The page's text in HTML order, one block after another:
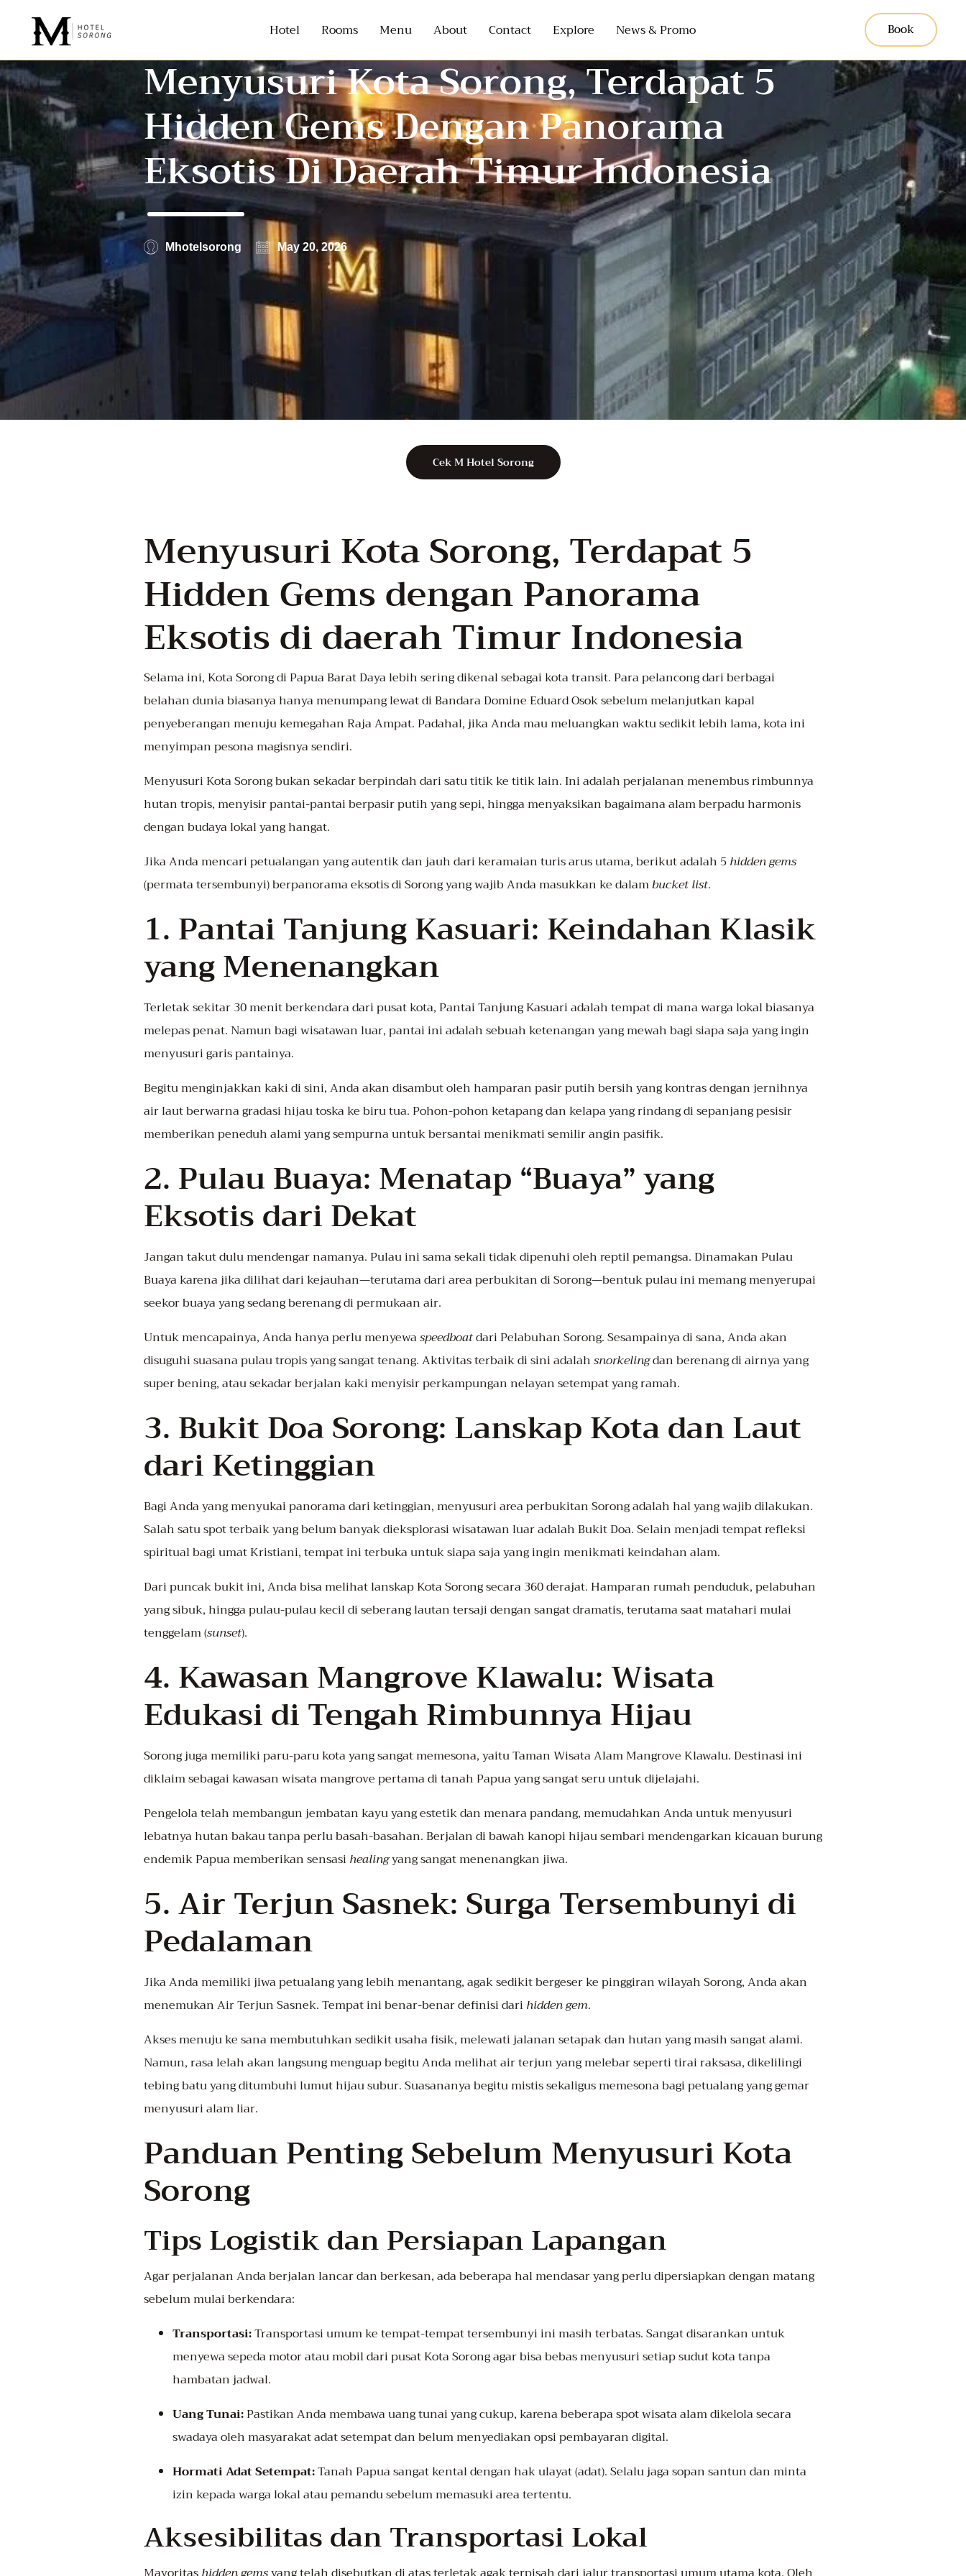
Hotel Rooms Menu About Contact Explore News & Promo Book
Menyusuri Kota Sorong, Terdapat 5
Hidden Gems Dengan Panorama
Eksotis Di Daerah Timur Indonesia
Mhotelsorong May 20, 2026
Cek M Hotel Sorong
Menyusuri Kota Sorong, Terdapat 5
Hidden Gems dengan Panorama
Eksotis di daerah Timur Indonesia
Selama ini, Kota Sorong di Papua Barat Daya lebih sering dikenal sebagai kota transit. Para pelancong dari berbagai
belahan dunia biasanya hanya menumpang lewat di Bandara Domine Eduard Osok sebelum melanjutkan kapal
penyeberangan menuju kemegahan Raja Ampat. Padahal, jika Anda mau meluangkan waktu sedikit lebih lama, kota ini
menyimpan pesona magisnya sendiri.
Menyusuri Kota Sorong bukan sekadar berpindah dari satu titik ke titik lain. Ini adalah perjalanan menembus rimbunnya
hutan tropis, menyisir pantai-pantai berpasir putih yang sepi, hingga menyaksikan bagaimana alam berpadu harmonis
dengan budaya lokal yang hangat.
Jika Anda mencari petualangan yang autentik dan jauh dari keramaian turis arus utama, berikut adalah 5hidden gems
(permata tersembunyi) berpanorama eksotis di Sorong yang wajib Anda masukkan ke dalambucket list.
1. Pantai Tanjung Kasuari: Keindahan Klasik
yang Menenangkan
Terletak sekitar 30 menit berkendara dari pusat kota, Pantai Tanjung Kasuari adalah tempat di mana warga lokal biasanya
melepas penat. Namun bagi wisatawan luar, pantai ini adalah sebuah ketenangan yang mewah bagi siapa saja yang ingin
menyusuri garis pantainya.
Begitu menginjakkan kaki di sini, Anda akan disambut oleh hamparan pasir putih bersih yang kontras dengan jernihnya
air laut berwarna gradasi hijau toska ke biru tua. Pohon-pohon ketapang dan kelapa yang rindang di sepanjang pesisir
memberikan peneduh alami yang sempurna untuk bersantai menikmati semilir angin pasifik.
2. Pulau Buaya: Menatap “Buaya” yang
Eksotis dari Dekat
Jangan takut dulu mendengar namanya. Pulau ini sama sekali tidak dipenuhi oleh reptil pemangsa. Dinamakan Pulau
Buaya karena jika dilihat dari kejauhan—terutama dari area perbukitan di Sorong—bentuk pulau ini memang menyerupai
seekor buaya yang sedang berenang di permukaan air.
Untuk mencapainya, Anda hanya perlu menyewaspeedboatdari Pelabuhan Sorong. Sesampainya di sana, Anda akan
disuguhi suasana pulau tropis yang sangat tenang. Aktivitas terbaik di sini adalahsnorkelingdan berenang di airnya yang
super bening, atau sekadar berjalan kaki menyisir perkampungan nelayan setempat yang ramah.
3. Bukit Doa Sorong: Lanskap Kota dan Laut
dari Ketinggian
Bagi Anda yang menyukai panorama dari ketinggian, menyusuri area perbukitan Sorong adalah hal yang wajib dilakukan.
Salah satu spot terbaik yang belum banyak dieksplorasi wisatawan luar adalah Bukit Doa. Selain menjadi tempat refleksi
spiritual bagi umat Kristiani, tempat ini terbuka untuk siapa saja yang ingin menikmati keindahan alam.
Dari puncak bukit ini, Anda bisa melihat lanskap Kota Sorong secara 360 derajat. Hamparan rumah penduduk, pelabuhan
yang sibuk, hingga pulau-pulau kecil di seberang lautan tersaji dengan sangat dramatis, terutama saat matahari mulai
tenggelam (sunset).
4. Kawasan Mangrove Klawalu: Wisata
Edukasi di Tengah Rimbunnya Hijau
Sorong juga memiliki paru-paru kota yang sangat memesona, yaitu Taman Wisata Alam Mangrove Klawalu. Destinasi ini
diklaim sebagai kawasan wisata mangrove pertama di tanah Papua yang sangat seru untuk dijelajahi.
Pengelola telah membangun jembatan kayu yang estetik dan menara pandang, memudahkan Anda untuk menyusuri
lebatnya hutan bakau tanpa perlu basah-basahan. Berjalan di bawah kanopi hijau sembari mendengarkan kicauan burung
endemik Papua memberikan sensasi healingyang sangat menenangkan jiwa.
5. Air Terjun Sasnek: Surga Tersembunyi di
Pedalaman
Jika Anda memiliki jiwa petualang yang lebih menantang, agak sedikit bergeser ke pinggiran wilayah Sorong, Anda akan
menemukan Air Terjun Sasnek. Tempat ini benar-benar definisi dari hidden gem.
Akses menuju ke sana membutuhkan sedikit usaha fisik, melewati jalanan setapak dan hutan yang masih sangat alami.
Namun, rasa lelah akan langsung menguap begitu Anda melihat air terjun yang melebar seperti tirai raksasa, dikelilingi
tebing batu yang ditumbuhi lumut hijau subur. Suasananya begitu mistis sekaligus memesona bagi petualang yang gemar
menyusuri alam liar.
Panduan Penting Sebelum Menyusuri Kota
Sorong
Tips Logistik dan Persiapan Lapangan
Agar perjalanan Anda berjalan lancar dan berkesan, ada beberapa hal mendasar yang perlu dipersiapkan dengan matang
sebelum mulai berkendara:
Transportasi:Transportasi umum ke tempat-tempat tersembunyi ini masih terbatas. Sangat disarankan untuk
menyewa sepeda motor atau mobil dari pusat Kota Sorong agar bisa bebas menyusuri setiap sudut kota tanpa
hambatan jadwal.
Uang Tunai:Pastikan Anda membawa uang tunai yang cukup, karena beberapa spot wisata alam dikelola secara
swadaya oleh masyarakat adat setempat dan belum menyediakan opsi pembayaran digital.
Hormati Adat Setempat:Tanah Papua sangat kental dengan hak ulayat (adat). Selalu jaga sopan santun dan minta
izin kepada warga lokal atau pemandu sebelum memasuki area tertentu.
Aksesibilitas dan Transportasi Lokal